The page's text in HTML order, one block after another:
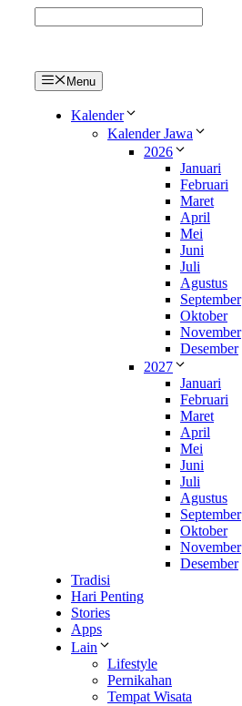
Menu
Kalender
Kalender Jawa
2026
Januari
Februari
Maret
April
Mei
Juni
Juli
Agustus
September
Oktober
November
Desember
2027
Januari
Februari
Maret
April
Mei
Juni
Juli
Agustus
September
Oktober
November
Desember
Tradisi
Hari Penting
Stories
Apps
Lain
Lifestyle
Pernikahan
Tempat Wisata